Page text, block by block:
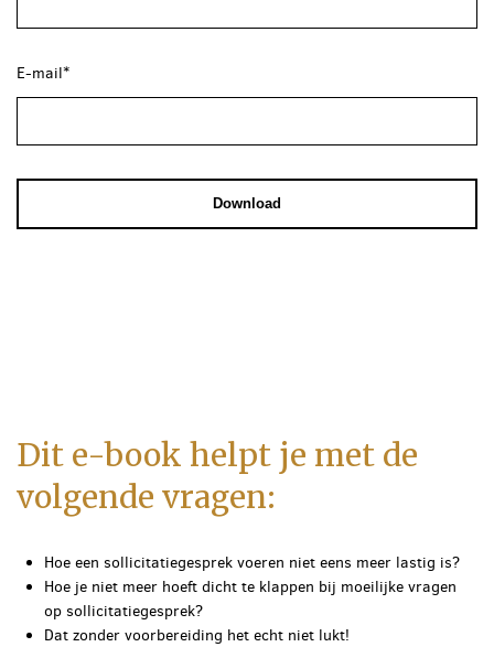
E-mail*
Dit e-book helpt je met de
volgende vragen:
Hoe een sollicitatiegesprek voeren niet eens meer lastig is?
Hoe je niet meer hoeft dicht te klappen bij moeilijke vragen
op sollicitatiegesprek?
Dat zonder voorbereiding het echt niet lukt!